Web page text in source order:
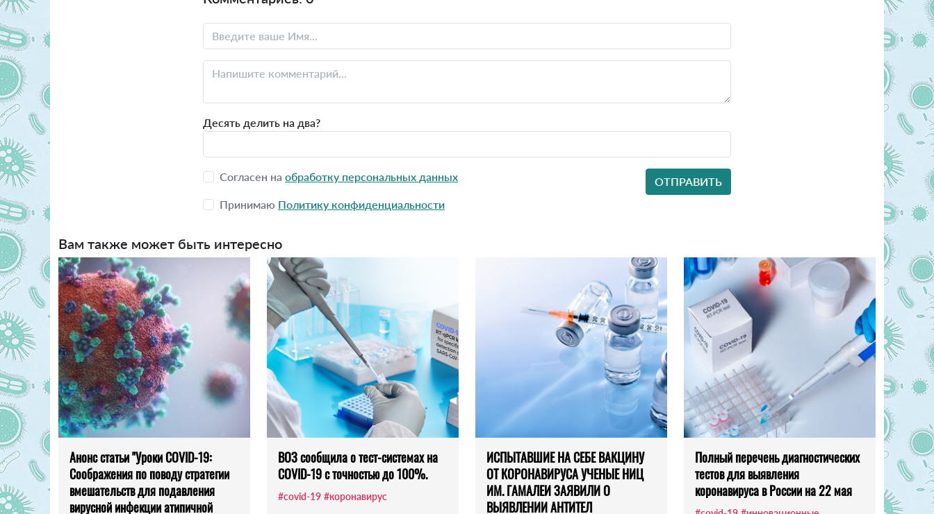
Десять делить на два?
Согласен на обработку персональных данных
Принимаю Политику конфиденциальности
Вам также может быть интересно
Анонс статьи "Уроки COVID-19:
Соображения по поводу стратегии
вмешательств для подавления
вирусной инфекции атипичной
ВОЗ сообщила о тест-системах на
COVID-19 с точностью до 100%.
#covid-19 #коронавирус
ИСПЫТАВШИЕ НА СЕБЕ ВАКЦИНУ
ОТ КОРОНАВИРУСА УЧЕНЫЕ НИЦ
ИМ. ГАМАЛЕИ ЗАЯВИЛИ О
ВЫЯВЛЕНИИ АНТИТЕЛ
Полный перечень диагностических
тестов для выявления
коронавируса в России на 22 мая